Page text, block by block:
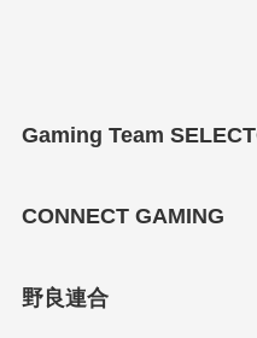
Gaming Team
CONNECT GAMING
野良連合